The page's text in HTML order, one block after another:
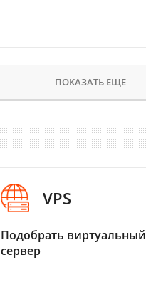
ПОКАЗАТЬ ЕЩЕ
VPS
Подобрать виртуальный
сервер